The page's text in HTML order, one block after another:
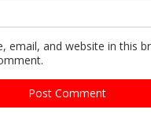
email, and website in this